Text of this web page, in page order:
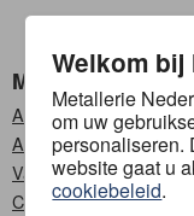
Metallerie
Abonneren
Adverteren
Vacatures
Contact
Welkom
Metallerie
om uw
personaliseren.
website gaat u
cookiebeleid.